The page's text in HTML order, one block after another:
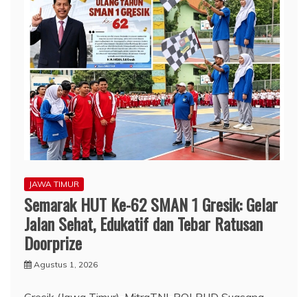
JAWA TIMUR
Semarak HUT Ke-62 SMAN 1 Gresik: Gelar
Jalan Sehat, Edukatif dan Tebar Ratusan
Doorprize
Agustus 1, 2026